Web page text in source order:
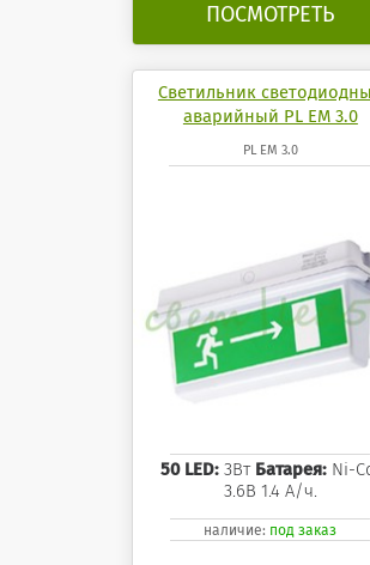
ПОСМОТРЕТЬ
Светильник
аварийный PL EM 3.0
указатель
PL EM 3.0
50 LED: 3Вт Батарея: Ni-
3.6В 1.4 А/ч.
наличие: под заказ